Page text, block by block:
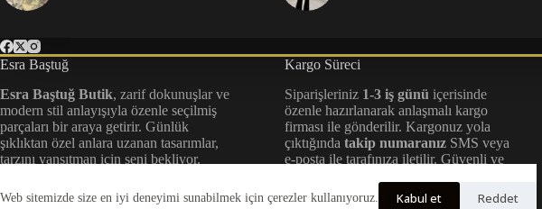
Web sitemizde size en iyi deneyimi sunabilmek için çerezler kullanıyoruz. Kabul et Reddet
Esra Baştuğ
Esra Baştuğ Butik, zarif dokunuşlar ve
modern stil anlayışıyla özenle seçilmiş
parçaları bir araya getirir. Günlük
şıklıktan özel anlara uzanan tasarımlar,
tarzını yansıtman için seni bekliyor.
Kargo Süreci
Siparişleriniz 1-3 iş günü içerisinde
özenle hazırlanarak anlaşmalı kargo
firması ile gönderilir. Kargonuz yola
çıktığında takip numaranızSMS veya
e-posta ile tarafınıza iletilir. Güvenli ve
takip ediyoruz.